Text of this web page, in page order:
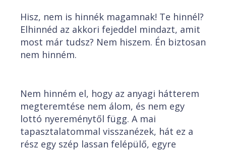
Hisz, nem is hinnék magamnak! Te hinnél?
Elhinnéd az akkori fejeddel mindazt, amit
most már tudsz? Nem hiszem. Én biztosan
nem hinném.
Nem hinném el, hogy az anyagi hátterem
megteremtése nem álom, és nem egy
lottó nyereménytől függ. A mai
tapasztalatommal visszanézek, hát ez a
rész egy szép lassan felépülő, egyre